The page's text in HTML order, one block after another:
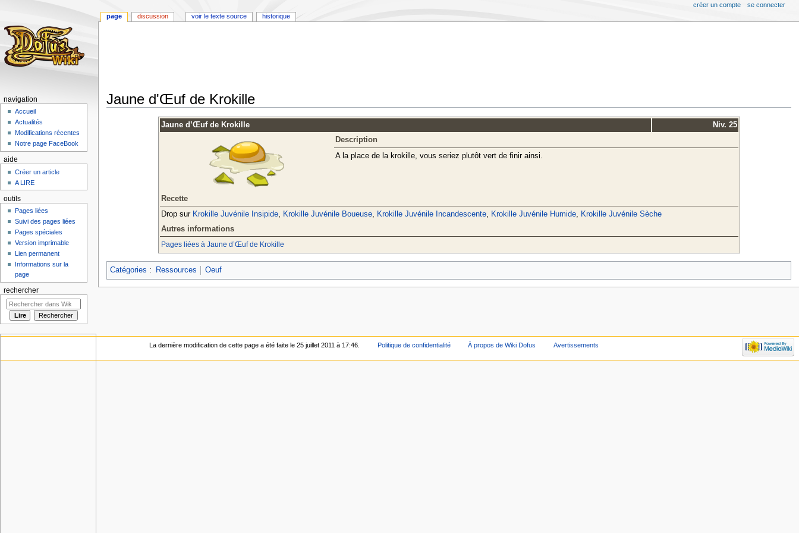
Jaune d'Œuf de Krokille
Jaune d’Œuf de Krokille
Niv. 25
Description
A la place de la krokille, vous seriez plutôt vert de finir ainsi.
Recette
Drop sur Krokille Juvénile Insipide, Krokille Juvénile Boueuse, Krokille Juvénile Incandescente, Krokille Juvénile Humide, Krokille Juvénile Sèche
Autres informations
Pages liées à Jaune d’Œuf de Krokille
Catégories : Ressources Oeuf
page discussion voir le texte source historique
créer un compte se connecter
navigation
Accueil
Actualités
Modifications récentes
Notre page FaceBook
aide
Créer un article
A LIRE
outils
Pages liées
Suivi des pages liées
Pages spéciales
Version imprimable
Lien permanent
Informations sur la
page
rechercher
La dernière modification de cette page a été faite le 25 juillet 2011 à 17:46. Politique de confidentialité À propos de Wiki Dofus Avertissements